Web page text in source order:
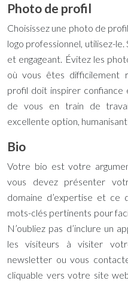
Photo de profil
Choisissez une photo de
logo professionnel, utilisez-
et engageant. Évitez les
où vous êtes difficilement
profil doit inspirer confiance
de vous en train de
excellente option,
Bio
Votre bio est votre
vous devez présenter
domaine d’expertise et ce
mots-clés pertinents pour
N’oubliez pas d’inclure un
les visiteurs à visiter
newsletter ou vous
cliquable vers votre site